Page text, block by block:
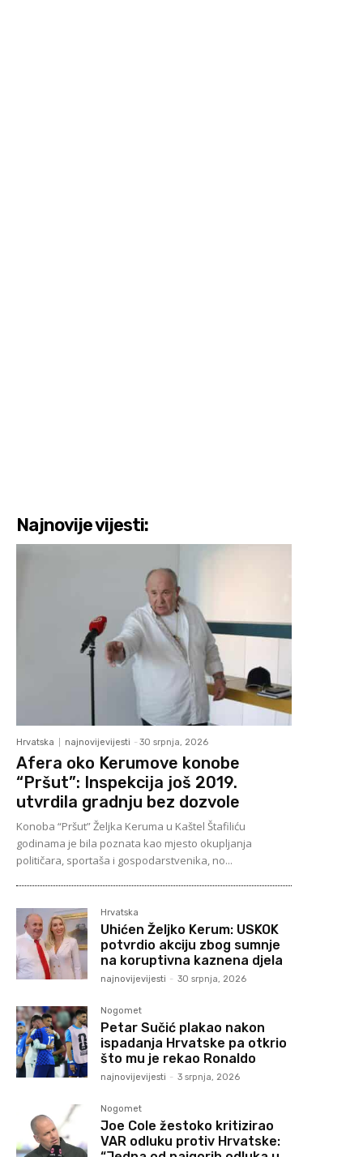
Najnovije vijesti:
Hrvatska najnovijevijesti - 30 srpnja, 2026
Afera oko Kerumove konobe
“Pršut”: Inspekcija još 2019.
utvrdila gradnju bez dozvole
Konoba “Pršut” Željka Keruma u Kaštel Štafiliću
godinama je bila poznata kao mjesto okupljanja
političara, sportaša i gospodarstvenika, no...
Hrvatska
Uhićen Željko Kerum: USKOK
potvrdio akciju zbog sumnje
na koruptivna kaznena djela
najnovijevijesti - 30 srpnja, 2026
Nogomet
Petar Sučić plakao nakon
ispadanja Hrvatske pa otkrio
što mu je rekao Ronaldo
najnovijevijesti - 3 srpnja, 2026
Nogomet
Joe Cole žestoko kritizirao
VAR odluku protiv Hrvatske: